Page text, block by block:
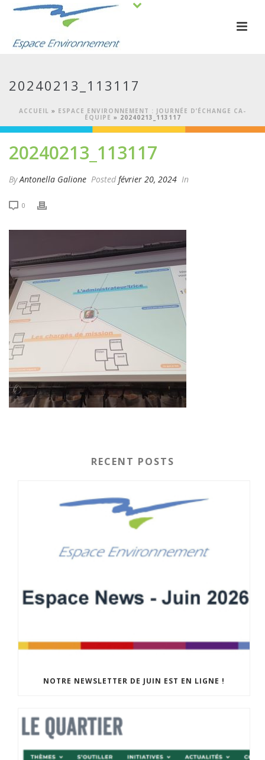
20240213_113117
ACCUEIL » ESPACE ENVIRONNEMENT : JOURNÉE D’ÉCHANGE CA-
ÉQUIPE » 20240213_113117
20240213_113117
ByAntonella Galione Posted février 20, 2024 In
0
RECENT POSTS
NOTRE NEWSLETTER DE JUIN EST EN LIGNE !